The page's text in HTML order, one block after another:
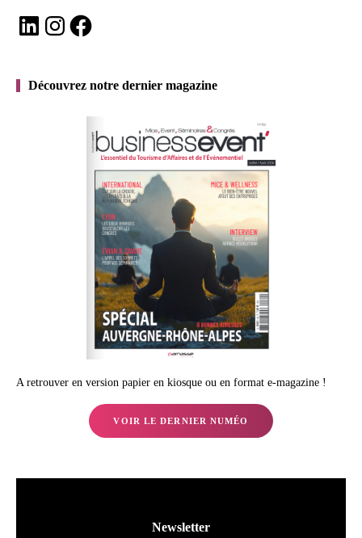
LinkedInInstagramFacebook
Découvrez notre dernier magazine
A retrouver en version papier en kiosque ou en format e-magazine !
VOIR LE DERNIER NUMÉO
Newsletter